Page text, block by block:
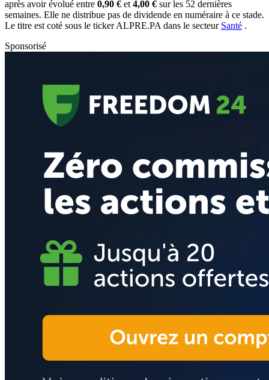
après avoir évolué entre 0,90 € et 4,00 € sur les 52 dernières
semaines. Elle ne distribue pas de dividende en numéraire à ce stade.
Le titre est coté sous le tickerALPRE.PA dans le secteur Santé .
Sponsorisé